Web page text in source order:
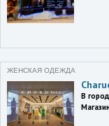
ЖЕНСКАЯ ОДЕЖДА
В